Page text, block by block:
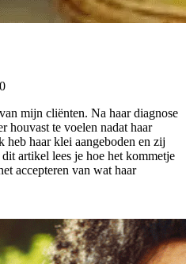
mijn cliënten. Na haar diagnose
houvast te voelen nadat haar
heb haar klei aangeboden en zij
artikel lees je hoe het kommetje
accepteren van wat haar